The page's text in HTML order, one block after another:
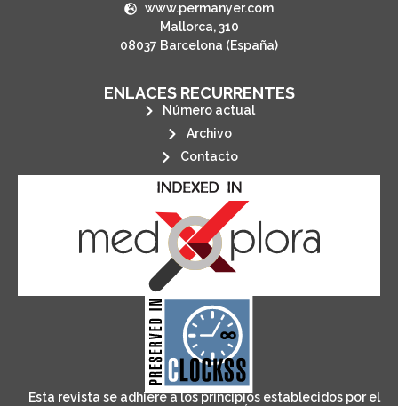
www.permanyer.com
Mallorca, 310
08037 Barcelona (España)
ENLACES RECURRENTES
Número actual
Archivo
Contacto
CLOCKSS is a dak archive that
ensures the long-term survival
of web-based scholary
publications, governed by and for
its stakeholders.
Esta revista se adhiere a los principios establecidos por el